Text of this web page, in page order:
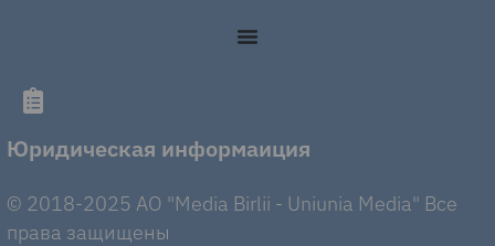
Юридическая информаиция
© 2018-2025 AO "Media Birlii - Uniunia Media" Все
права защищены